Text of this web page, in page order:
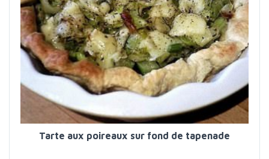
Tarte aux poireaux sur fond de tapenade